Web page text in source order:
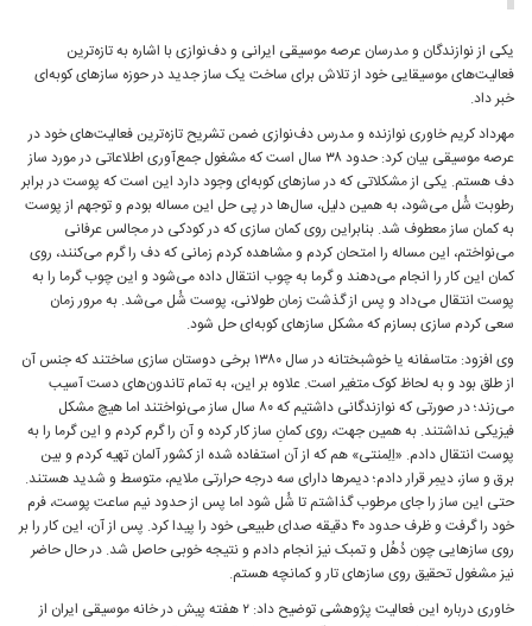
یکی از نوازندگان و مدرسان عرصه موسیقی ایرانی و دف‌نوازی با اشاره به تازه‌ترین
فعالیت‌های موسیقایی خود از تلاش برای ساخت یک ساز جدید در حوزه سازهای کوبه‌ای
خبر داد.
مهرداد کریم خاوری نوازنده و مدرس دف‌نوازی ضمن تشریح تازه‌ترین فعالیت‌های خود در
عرصه موسیقی بیان کرد: حدود ۳۸ سال است که مشغول جمع‌آوری اطلاعاتی در مورد ساز
دف هستم. یکی از مشکلاتی که در سازهای کوبه‌ای وجود دارد این است که پوست در برابر
رطوبت شُل می‌شود، به همین دلیل، سال‌ها در پی حل این مساله بودم و توجهم از پوست
به کمان ساز معطوف شد. بنابراین روی کمان‌ سازی که در کودکی در مجالس عرفانی
می‌نواختم، این مساله را امتحان کردم و مشاهده کردم زمانی که دف را گرم می‌کنند، روی
کمان این کار را انجام می‌دهند و گرما به چوب انتقال داده می‌شود و این چوب گرما را به
پوست انتقال می‌داد و پس از گذشت زمان طولانی، پوست شُل می‌شد. به مرور زمان
سعی کردم سازی بسازم که مشکل سازهای کوبه‌ای حل شود.
وی افزود: متاسفانه یا خوشبختانه در سال ۱۳۸۰ برخی دوستان سازی ساختند که جنس آن
از طلق بود و به‌ لحاظ کوک متغیر است. علاوه بر این، به تمام تاندون‌های دست آسیب
می‌زند؛ در صورتی که نوازندگانی داشتیم که ۸۰ سال ساز می‌نواختند اما هیچ مشکل
فیزیکی نداشتند. به همین جهت، روی کمانِ ساز کار کرده و آن را گرم کردم و این گرما را به
پوست انتقال دادم. «اِلِمنتی» هم که از آن استفاده شده از کشور آلمان تهیه کردم و بین
برق و ساز، دیمِر قرار دادم؛ دیمرها دارای سه درجه حرارتی ملایم، متوسط و شدید هستند.
حتی این ساز را جای مرطوب گذاشتم تا شُل شود اما پس از حدود نیم ساعت پوست، فرم
خود را گرفت و ظرف حدود ۴۰ دقیقه صدای طبیعی خود را پیدا کرد. پس از آن، این کار را بر
روی سازهایی چون دُهُل و تمبک نیز انجام دادم و نتیجه خوبی حاصل شد. در حال حاضر
نیز مشغول تحقیق روی سازهای تار و کمانچه هستم.
خاوری درباره این فعالیت پژوهشی توضیح داد: ۲ هفته پیش در خانه موسیقی ایران از